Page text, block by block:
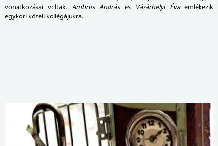
vonatkozásai voltak. Ambrus Andrásés Vásárhelyi Évaemlékezik
egykori közeli kollégájukra.